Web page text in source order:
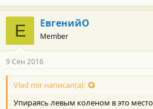
Е ЕвгенийО
Member
9 Сен 2016
Vlad mir написал(а):
Упираясь левым коленом в это место